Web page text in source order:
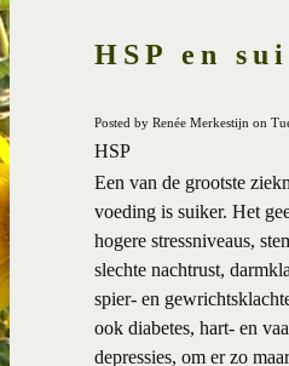
HSP en
Posted by Renée Merkestijn on
HSP
Een van de grootste
voeding is suiker. Het
hogere stressniveaus,
slechte nachtrust,
spier- en
ook diabetes, hart- en
depressies, om er zo